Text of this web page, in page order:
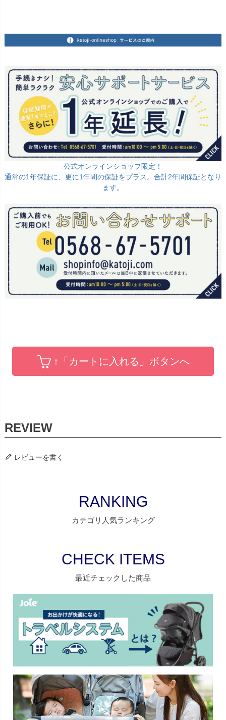
公式オンラインショップ限定！
通常の1年保証に、更に1年間の保証をプラス。合計2年間保証となり
ます。
↑「カートに入れる」ボタンへ
レビューを書く
RANKING
カテゴリ人気ランキング
CHECK ITEMS
最近チェックした商品